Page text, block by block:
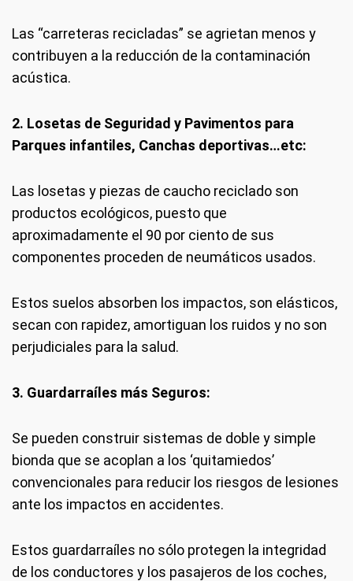
Las “carreteras recicladas” se agrietan menos y
contribuyen a la reducción de la contaminación
acústica.
2. Losetas de Seguridad y Pavimentos para
Parques infantiles, Canchas deportivas…etc:
Las losetas y piezas de caucho reciclado son
productos ecológicos, puesto que
aproximadamente el 90 por ciento de sus
componentes proceden de neumáticos usados.
Estos suelos absorben los impactos, son elásticos,
secan con rapidez, amortiguan los ruidos y no son
perjudiciales para la salud.
3. Guardarraíles más Seguros:
Se pueden construir sistemas de doble y simple
bionda que se acoplan a los ‘quitamiedos’
convencionales para reducir los riesgos de lesiones
ante los impactos en accidentes.
Estos guardarraíles no sólo protegen la integridad
de los conductores y los pasajeros de los coches,